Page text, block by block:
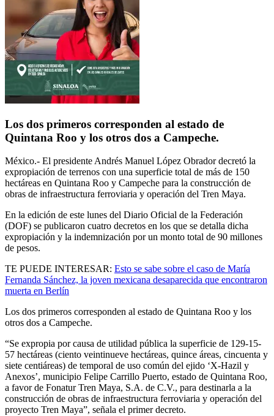
Los dos primeros corresponden al estado de
Quintana Roo y los otros dos a Campeche.
México.- El presidenteAndrés Manuel López Obradordecretó la
expropiación de terrenos con una superficie total de más de 150
hectáreas en Quintana Roo y Campeche para la construcción de
obras de infraestructura ferroviaria y operación del Tren Maya.
En la edición de este lunes del Diario Oficial de la Federación
(DOF) se publicaron cuatro decretos en los que se detalla dicha
expropiación y la indemnización por un monto total de 90 millones
de pesos.
TE PUEDE INTERESAR: Esto se sabe sobre el caso de María
Fernanda Sánchez, la joven mexicana desaparecida que encontraron
muerta en Berlín
Los dos primeros corresponden al estado de Quintana Roo y los
otros dos a Campeche.
“Se expropia por causa de utilidad pública la superficie de 129-15-
57 hectáreas (ciento veintinueve hectáreas, quince áreas, cincuenta y
siete centiáreas) de temporal de uso común del ejido ‘X-Hazil y
Anexos’, municipio Felipe Carrillo Puerto, estado de Quintana Roo,
a favor de Fonatur Tren Maya, S.A. de C.V., para destinarla a la
construcción de obras de infraestructura ferroviaria y operación del
proyecto Tren Maya”, señala el primer decreto.